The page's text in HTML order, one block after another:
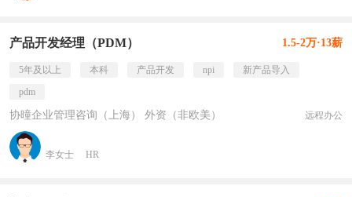
产品开发经理（PDM） 1.5-2万·13薪
5年及以上 本科 产品开发 npi
新产品导入
pdm
协曈企业管理咨询（上海） 外资（非欧美） 远程办公
李女士 HR